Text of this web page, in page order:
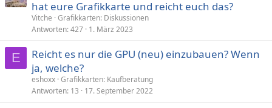
hat eure Grafikkarte und reicht euch das?
Vitche Grafikkarten: Diskussionen
Antworten 427 1. März 2023
E
Reicht es nur die GPU (neu) einzubauen? Wenn
ja, welche?
eshoxx Grafikkarten: Kaufberatung
Antworten 13 17. September 2022